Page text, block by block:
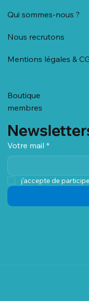
Qui sommes-nous ?
Nous recrutons
Mentions légales &
Boutique
membres
Votre mail *
j'accepte de